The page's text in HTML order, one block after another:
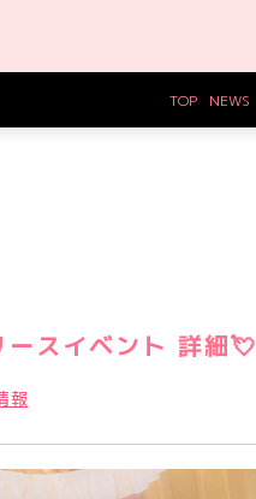
TOP NEWS
スイベント 詳細💘
報